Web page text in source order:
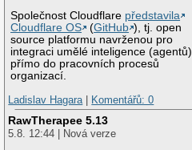
Společnost Cloudflare představila
Cloudflare OS
(GitHub ), tj. open
source platformu navrženou pro
integraci umělé inteligence (agentů)
přímo do pracovních procesů
organizací.
Ladislav Hagara
Komentářů: 0
RawTherapee 5.13
5.8. 12:44 | Nová verze